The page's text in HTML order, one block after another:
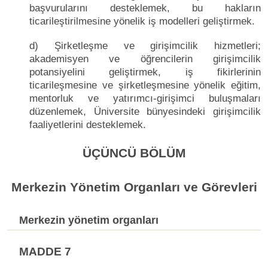
başvurularını desteklemek, bu hakların
ticarileştirilmesine yönelik iş modelleri geliştirmek.
d) Şirketleşme ve girişimcilik hizmetleri;
akademisyen ve öğrencilerin girişimcilik
potansiyelini geliştirmek, iş fikirlerinin
ticarileşmesine ve şirketleşmesine yönelik eğitim,
mentorluk ve yatırımcı-girişimci buluşmaları
düzenlemek, Üniversite bünyesindeki girişimcilik
faaliyetlerini desteklemek.
ÜÇÜNCÜ BÖLÜM
Merkezin Yönetim Organları ve Görevleri
Merkezin yönetim organları
MADDE 7